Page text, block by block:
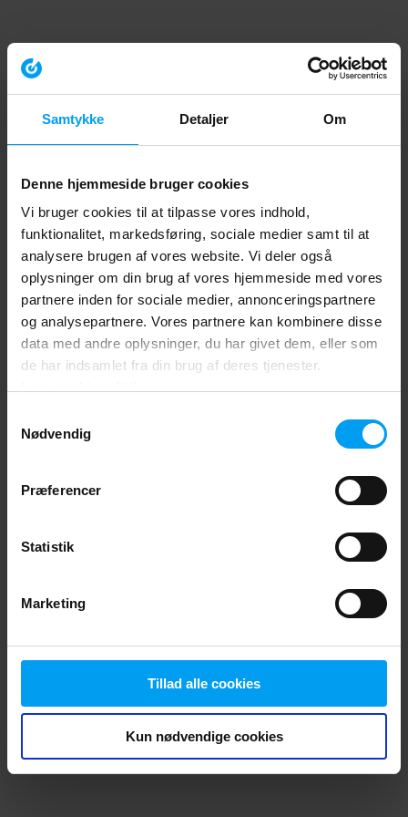
Samtykke Detaljer Om
Denne hjemmeside bruger cookies
Vi bruger cookies til at tilpasse vores indhold,
funktionalitet, markedsføring, sociale medier samt til at
analysere brugen af vores website. Vi deler også
oplysninger om din brug af vores hjemmeside med vores
partnere inden for sociale medier, annonceringspartnere
og analysepartnere. Vores partnere kan kombinere disse
data med andre oplysninger, du har givet dem, eller som
de har indsamlet fra din brug af deres tjenester.
Nødvendig
Præferencer
Statistik
Marketing
Tillad alle cookies
Kun nødvendige cookies
Application error: a client-side exception has occurred (see the